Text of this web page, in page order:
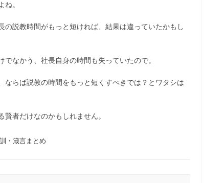
。
説教時間がもっと短ければ、結果は違っていたかもし
なかう、社長自身の時間も失っていたので。
ならば説教の時間をもっと短くすべきでは？とワタシは
者だけなのかもしれません。
・箴言まとめ